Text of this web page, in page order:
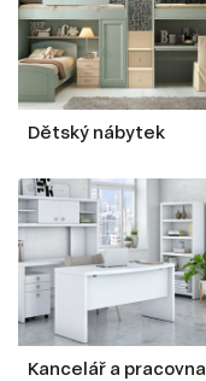
Dětský nábytek
Kancelář a pracovna